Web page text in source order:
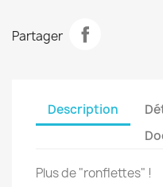
Partager
Description
Plus de "ronflettes" !